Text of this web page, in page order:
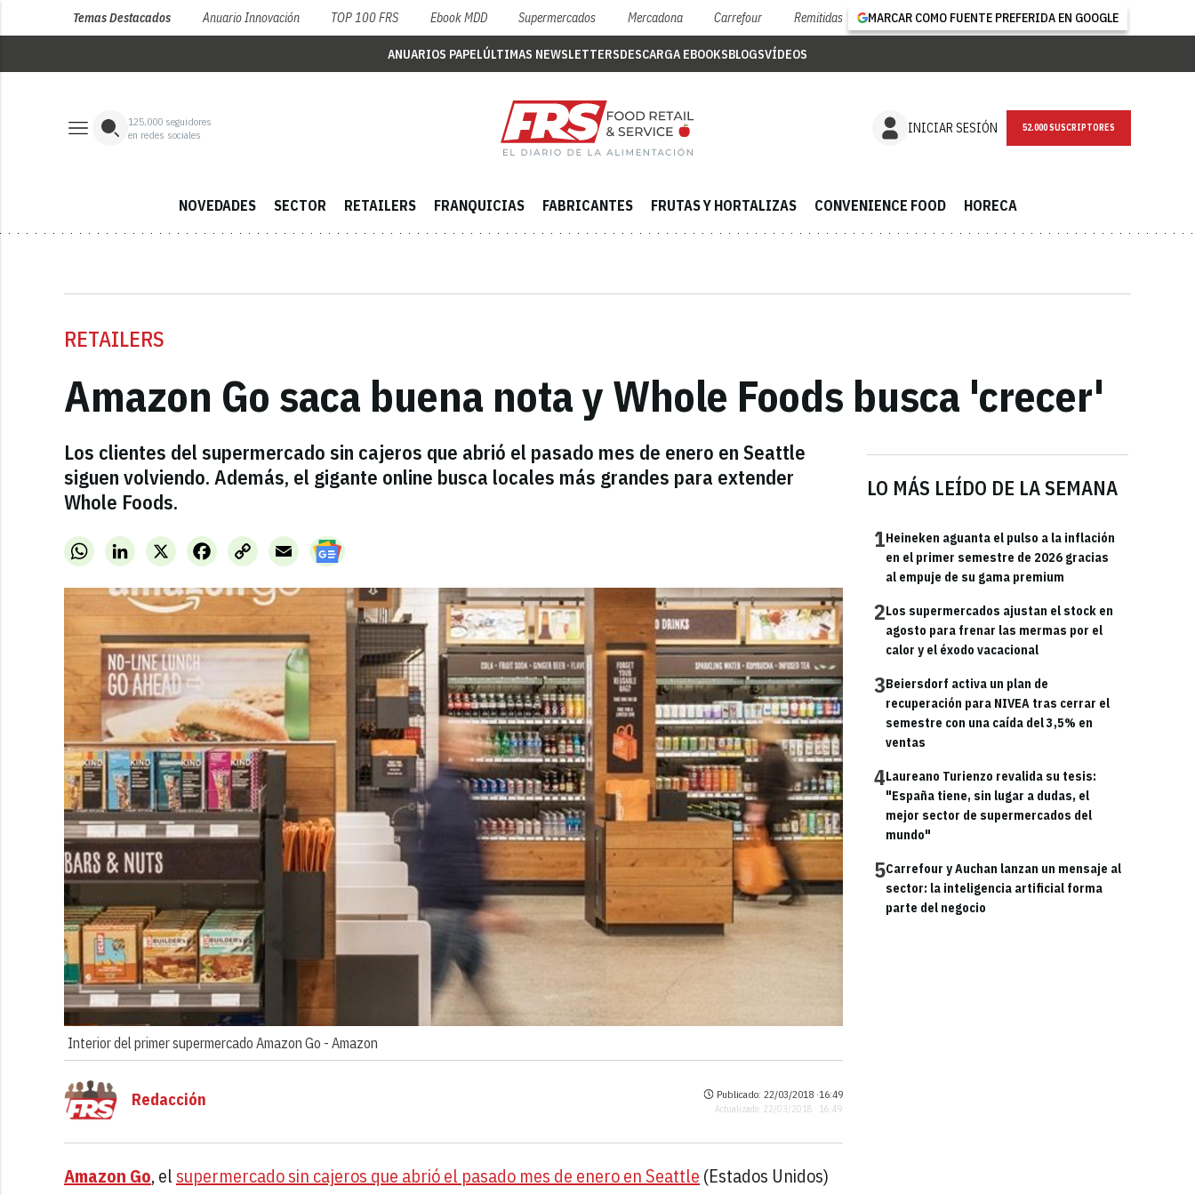
Temas Destacados Anuario Innovación TOP 100 FRS Ebook MDD Supermercados Mercadona Carrefour Remitidas MARCAR COMO FUENTE PREFERIDA EN GOOGLE
ANUARIOS PAPELÚLTIMAS NEWSLETTERSDESCARGA EBOOKSBLOGSVÍDEOS
125,000 seguidores
en redes sociales
INICIAR SESIÓN NEWSLETTER
NOVEDADES SECTOR RETAILERS FRANQUICIAS FABRICANTES FRUTAS Y HORTALIZAS CONVENIENCE FOOD HORECA
RETAILERS
Amazon Go saca buena nota y Whole Foods busca 'crecer'
Los clientes del supermercado sin cajeros que abrió el pasado mes de enero en Seattle
siguen volviendo. Además, el gigante online busca locales más grandes para extender
Whole Foods.
WhatsAppLinkedInX FacebookCopy
Link
Email
Interior del primer supermercado Amazon Go - Amazon
LO MÁS LEÍDO DE LA SEMANA
1Heineken aguanta el pulso a la inflación
en el primer semestre de 2026 gracias
al empuje de su gama premium
2Los supermercados ajustan el stock en
agosto para frenar las mermas por el
calor y el éxodo vacacional
3Beiersdorf activa un plan de
recuperación para NIVEA tras cerrar el
semestre con una caída del 3,5% en
ventas
4Laureano Turienzo revalida su tesis:
"España tiene, sin lugar a dudas, el
mejor sector de supermercados del
mundo"
5Carrefour y Auchan lanzan un mensaje al
sector: la inteligencia artificial forma
parte del negocio
Redacción Publicado: 22/03/2018 ·16:49
Actualizado: 22/03/2018 · 16:49
Amazon Go, el supermercado sin cajeros que abrió el pasado mes de enero en Seattle (Estados Unidos)